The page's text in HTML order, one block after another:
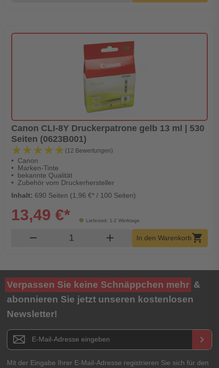
Canon CLI-8Y Druckerpatrone gelb 13 ml | 530
Seiten (0623B001)
★★★★★
★★★★★ (12 Bewertungen)
Canon
Marken-Tinte
bekannte Qualität
Zubehör vom Druckerhersteller
Inhalt: 690 Seiten (1,96 €* / 100 Seiten)
Lieferzeit: 1-2 Werktage
13,49 €*
remove Produkt Warenkorb Menge
add In den Warenkorb shopping_cart
Verpassen Sie keine Schnäppchen mehr &
abonnieren Sie jetzt unseren kostenlosen
Newsletter!
Newsletter E-Mail Adresse keyboard_arrow_right
Mit der Eingabe Ihrer E-Mail-Adresse registrieren Sie sich für den